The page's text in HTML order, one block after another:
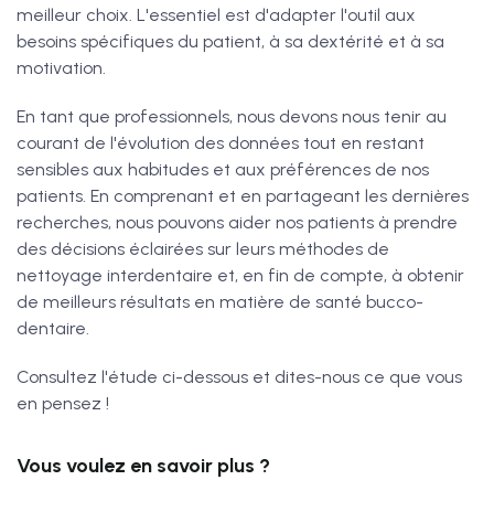
meilleur choix. L'essentiel est d'adapter l'outil aux
besoins spécifiques du patient, à sa dextérité et à sa
motivation.
En tant que professionnels, nous devons nous tenir au
courant de l'évolution des données tout en restant
sensibles aux habitudes et aux préférences de nos
patients. En comprenant et en partageant les dernières
recherches, nous pouvons aider nos patients à prendre
des décisions éclairées sur leurs méthodes de
nettoyage interdentaire et, en fin de compte, à obtenir
de meilleurs résultats en matière de santé bucco-
dentaire.
Consultez l'étude ci-dessous et dites-nous ce que vous
en pensez !
Vous voulez en savoir plus ?